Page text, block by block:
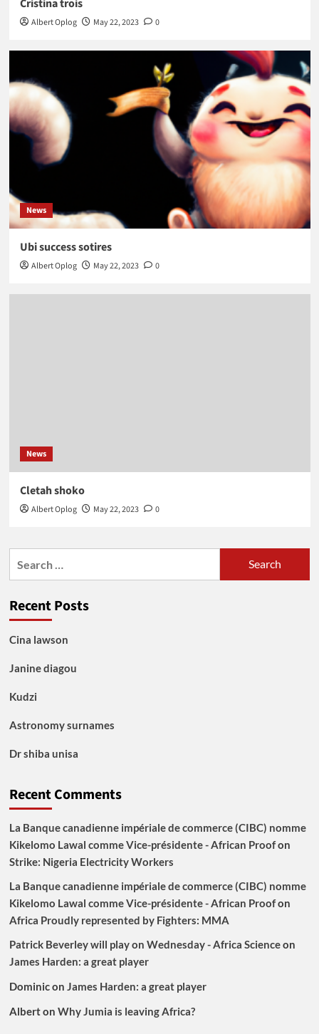
Cristina trois
Albert Oplog May 22, 2023 0
News
Ubi success sotires
Albert Oplog May 22, 2023 0
News
Cletah shoko
Albert Oplog May 22, 2023 0
Recent Posts
Cina lawson
Janine diagou
Kudzi
Astronomy surnames
Dr shiba unisa
Recent Comments
La Banque canadienne impériale de commerce (CIBC) nomme
Kikelomo Lawal comme Vice-présidente - African Proofon
Strike: Nigeria Electricity Workers
La Banque canadienne impériale de commerce (CIBC) nomme
Kikelomo Lawal comme Vice-présidente - African Proofon
Africa Proudly represented by Fighters: MMA
Patrick Beverley will play on Wednesday - Africa Scienceon
James Harden: a great player
Dominicon James Harden: a great player
Alberton Why Jumia is leaving Africa?